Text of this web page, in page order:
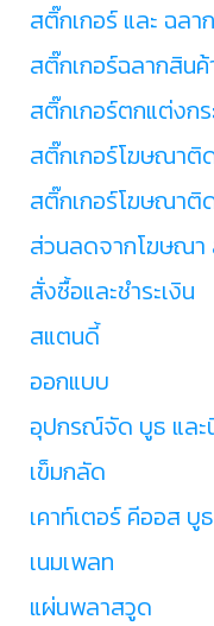
สติ๊กเกอร์ และ ฉลา
สติ๊กเกอร์ฉลากสินค้
สติ๊กเกอร์ตกแต่งก
สติ๊กเกอร์โฆษณาติ
สติ๊กเกอร์โฆษณาติ
ส่วนลดจากโฆษณา
สั่งซื้อและชำระเงิน
สแตนดี้
ออกแบบ
อุปกรณ์จัด บูธ และ
เข็มกลัด
เคาท์เตอร์ คีออส บู
เนมเพลท
แผ่นพลาสวูด